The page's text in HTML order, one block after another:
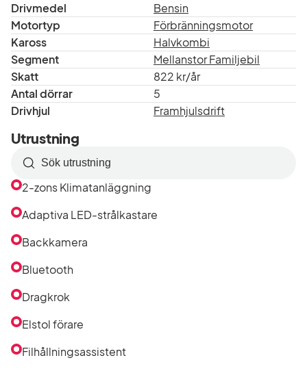
Drivmedel
Bensin
Motortyp
Förbränningsmotor
Kaross
Halvkombi
Segment
Mellanstor Familjebil
Skatt
822 kr/år
Antal dörrar
5
Drivhjul
Framhjulsdrift
Utrustning
Sök
efter
i
2-zons Klimatanläggning
Adaptiva LED-strålkastare
Backkamera
Bluetooth
Dragkrok
Elstol förare
Filhållningsassistent